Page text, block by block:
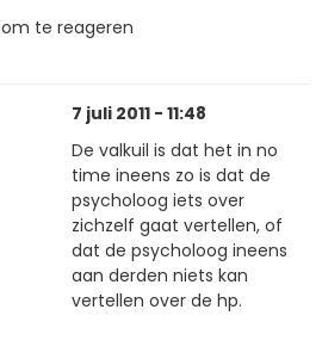
om te reageren
7 juli 2011 - 11:48
De valkuil is dat het in no
time ineens zo is dat de
psycholoog iets over
zichzelf gaat vertellen, of
dat de psycholoog ineens
aan derden niets kan
vertellen over de hp.